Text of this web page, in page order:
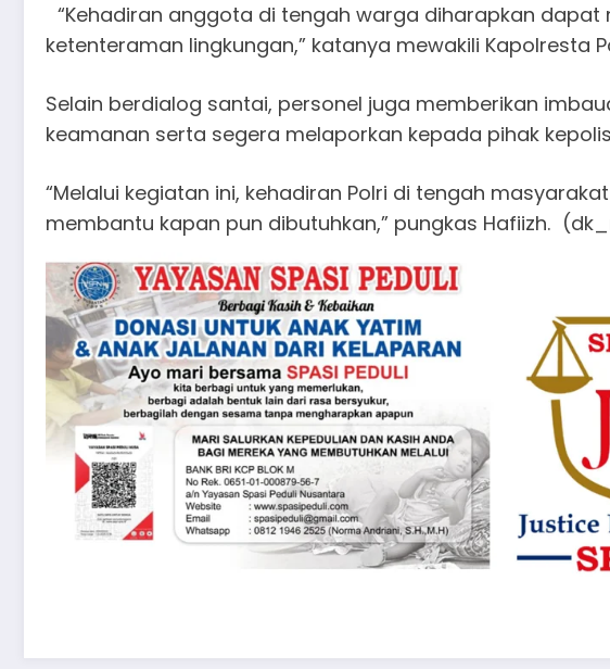
“Kehadiran anggota di tengah warga diharapkan
ketenteraman lingkungan,” katanya mewakili Kapolresta
Selain berdialog santai, personel juga memberikan
keamanan serta segera melaporkan kepada pihak
“Melalui kegiatan ini, kehadiran Polri di tengah
membantu kapan pun dibutuhkan,” pungkas Hafiizh.